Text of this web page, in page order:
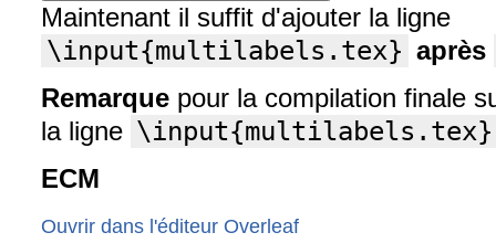
Maintenant il suffit d'ajouter la ligne
\input{multilabels.tex} après
Remarque pour la compilation finale
la ligne \input{multilabels.tex}
ECM
Ouvrir dans l'éditeur Overleaf